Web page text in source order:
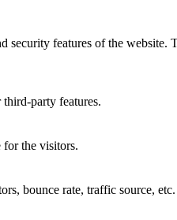
security features of the website.
party features.
for the visitors.
bounce rate, traffic source, etc.